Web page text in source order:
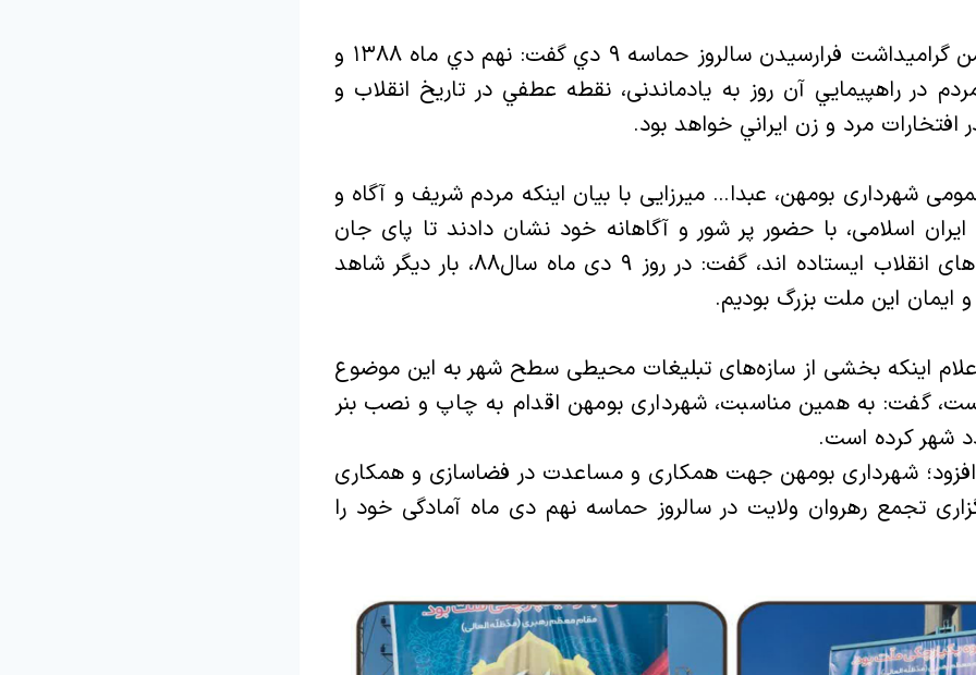
شهردار بومهن ضمن گرامیداشت فرارسيدن سالروز حماسه ۹ دي گفت: نهم دي ماه ۱۳۸۸ و
در راهپيمايي آن روز به یادماندنی، نقطه عطفي در تاريخ انقلاب و
افتخارات مرد و زن ايراني خواهد بود.
شهرداری بومهن، عبدا… میرزایی با بیان اینکه مردم شریف و آگاه و
اسلامی، با حضور پر شور و آگاهانه خود نشان دادند تا پای جان
برای حفظ ارزش های انقلاب ایستاده اند، گفت: در روز ۹ دی ماه سال۸۸، بار دیگر شاهد
ایمان این ملت بزرگ بودیم.
اینکه بخشی از سازه‌های تبلیغات محیطی سطح شهر به این موضوع
گفت: به همین مناسبت، شهرداری بومهن اقدام به چاپ و نصب بنر
شهر کرده است.
شهرداری بومهن جهت همکاری و مساعدت در فضاسازی و همکاری
تجمع رهروان ولایت در سالروز حماسه نهم دی ماه آمادگی خود را